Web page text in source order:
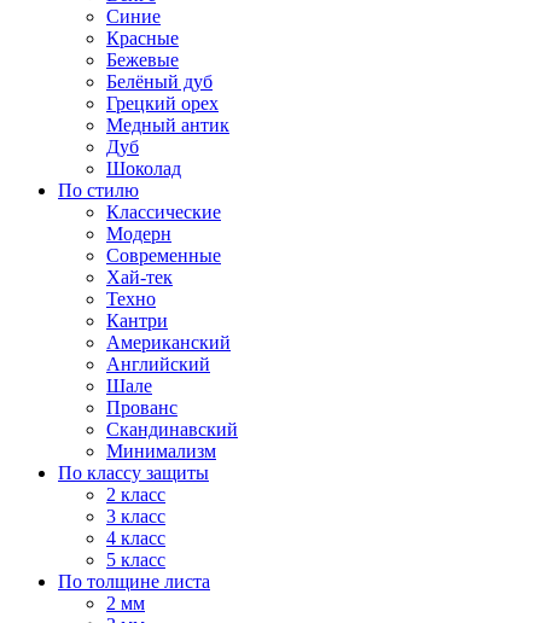
Синие
Красные
Бежевые
Белёный дуб
Грецкий орех
Медный антик
Дуб
Шоколад
По стилю
Классические
Модерн
Современные
Хай-тек
Техно
Кантри
Американский
Английский
Шале
Прованс
Скандинавский
Минимализм
По классу защиты
2 класс
3 класс
4 класс
5 класс
По толщине листа
2 мм